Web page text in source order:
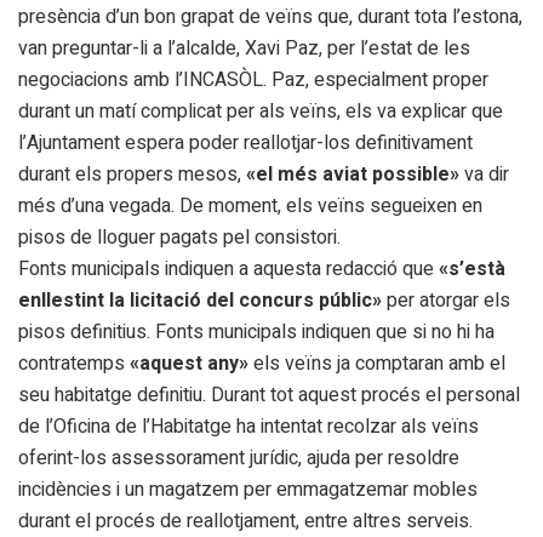
presència d’un bon grapat de veïns que, durant tota l’estona,
van preguntar-li a l’alcalde, Xavi Paz, per l’estat de les
negociacions amb l’INCASÒL. Paz, especialment proper
durant un matí complicat per als veïns, els va explicar que
l’Ajuntament espera poder reallotjar-los definitivament
durant els propers mesos,«el més aviat possible»va dir
més d’una vegada. De moment, els veïns segueixen en
pisos de lloguer pagats pel consistori.
Fonts municipals indiquen a aquesta redacció que«s’està
enllestint la licitació del concurs públic»per atorgar els
pisos definitius. Fonts municipals indiquen que si no hi ha
contratemps «aquest any»els veïns ja comptaran amb el
seu habitatge definitiu. Durant tot aquest procés el personal
de l’Oficina de l’Habitatge ha intentat recolzar als veïns
oferint-los assessorament jurídic, ajuda per resoldre
incidències i un magatzem per emmagatzemar mobles
durant el procés de reallotjament, entre altres serveis.